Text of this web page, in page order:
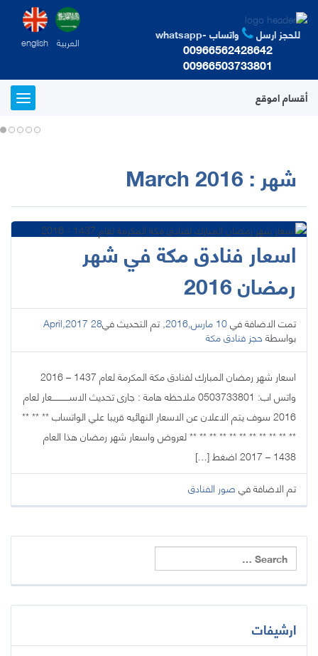
العربية english للحجز ارسل واتساب -whatsapp
00966562428642
00966503733801
T
o
g
v
i
g
n
أقسام اموقع
شهر :March 2016
اسعار فنادق مكة في شهر
رمضان 2016
تمت الاضافة في10 مارس,2016 , تم التحديث في28 April,2017
بواسطة حجز فنادق مكة
اسعار شهر رمضان المبارك لفنادق مكة المكرمة لعام 1437 – 2016
واتس اب: 0503733801 ملاحظه هامة : جارى تحديث الاســــــــــــعار لعام
2016 سوف يتم الاعلان عن الاسعار النهائيه قريبا علي الواتساب ** ** **
** ** ** ** ** ** ** ** ** ** ** لعروض واسعار شهر رمضان هذا العام
1438 – 2017 اضغط […]
تم الاضافة في صور الفنادق
ارشيفات